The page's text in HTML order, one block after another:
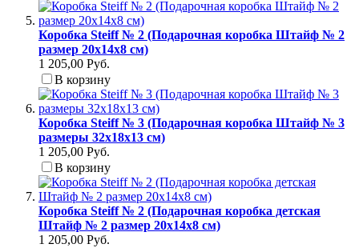
Коробка Steiff № 2 (Подарочная коробка Штайф № 2
размер 20x14x8 см)
1 205,00 Руб.
В корзину
Коробка Steiff № 3 (Подарочная коробка Штайф № 3
размеры 32x18x13 см)
1 205,00 Руб.
В корзину
Коробка Steiff № 2 (Подарочная коробка детская
Штайф № 2 размер 20x14x8 см)
1 205,00 Руб.